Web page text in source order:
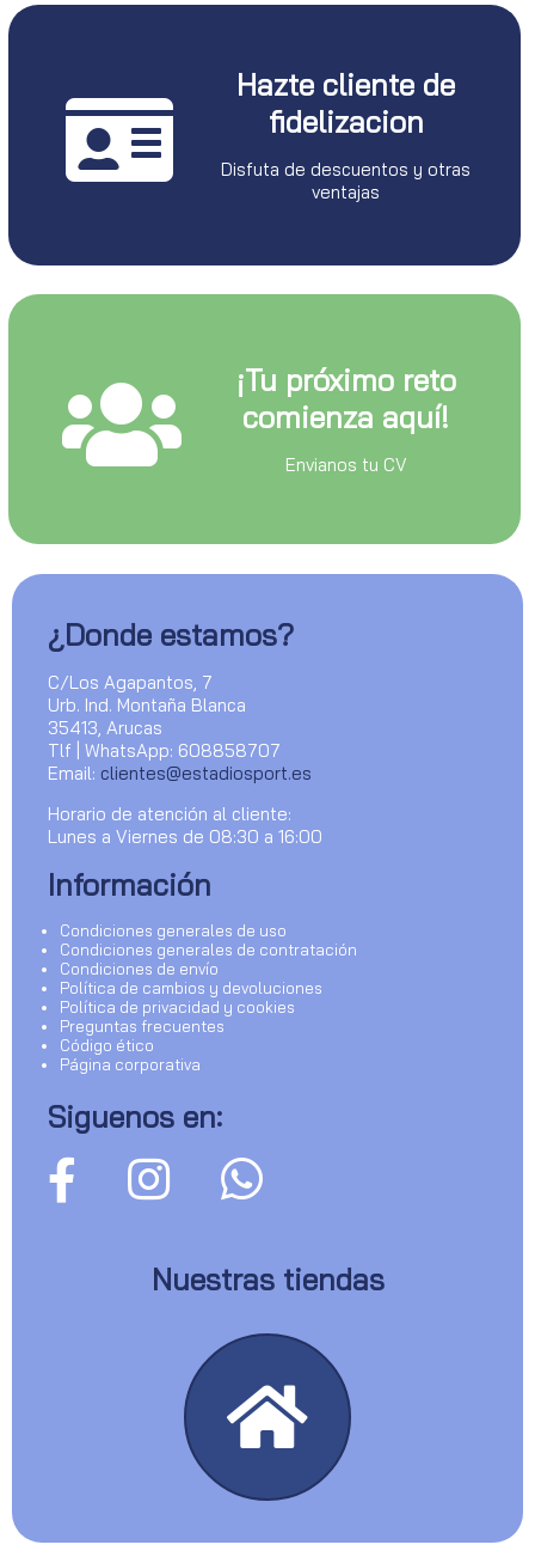
Hazte cliente de
fidelizacion
Disfuta de descuentos y otras
ventajas
¡Tu próximo reto
comienza aquí!
Envianos tu CV
¿Donde estamos?
C/Los Agapantos, 7
Urb. Ind. Montaña Blanca
35413, Arucas
Tlf | WhatsApp: 608858707
Email: clientes@estadiosport.es
Horario de atención al cliente:
Lunes a Viernes de 08:30 a 16:00
Información
Condiciones generales de uso
Condiciones generales de contratación
Condiciones de envío
Política de cambios y devoluciones
Política de privacidad y cookies
Preguntas frecuentes
Código ético
Página corporativa
Siguenos en:
Nuestras tiendas